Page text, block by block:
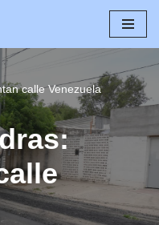
calle Venezuela